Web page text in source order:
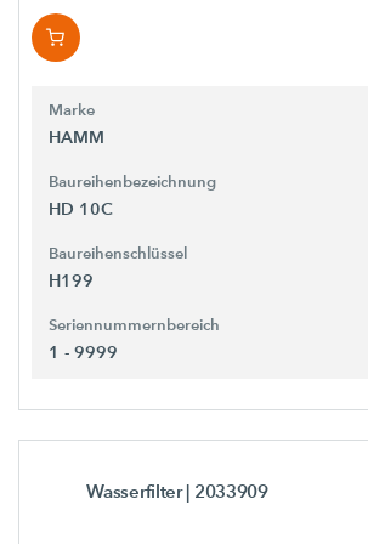
Marke
HAMM
Baureihenbezeichnung
HD 10C
Baureihenschlüssel
H199
Seriennummernbereich
1 - 9999
Wasserfilter| 2033909